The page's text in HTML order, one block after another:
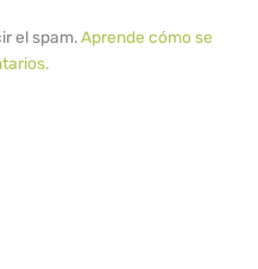
el spam.Aprende cómo se